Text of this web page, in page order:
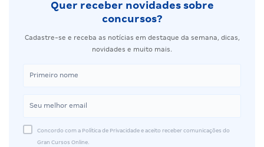
Quer receber novidades sobre
concursos?
Cadastre-se e receba as notícias em destaque da semana, dicas,
novidades e muito mais.
Concordo com a Política de Privacidade e aceito receber comunicações do
Gran Cursos Online.